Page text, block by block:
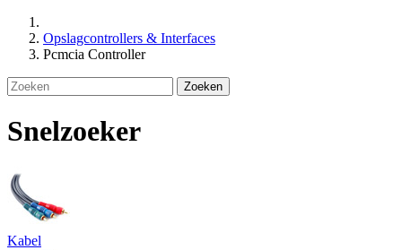
Opslagcontrollers & Interfaces
Pcmcia Controller
Zoeken
Snelzoeker
Kabel